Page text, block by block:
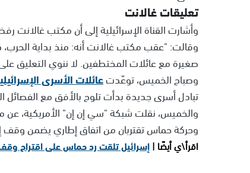
تعليقات غالانت
وأشارت القناة الإسرائيلية إلى أن مكتب غالانت
وقالت: "عقب مكتب غالانت أنه: منذ بداية
صغيرة مع عائلات المختطفين. لا ننوي التعليق
وصباح الخميس، توعّدتعائلات الأسرى
تبادل أسرى جديدة بدأت تلوح بالأفق مع الفصائل
والخميس، نقلت شبكة "سي إن إن" الأمريكية، عن
وحركة حماس تقتربان من اتفاق إطاري يضمن وقف
اقرأ\ي أيضًا |إسرائيل تلقت رد حماس على اقتراح